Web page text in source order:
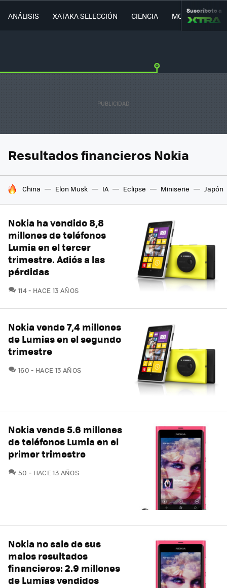
ANÁLISIS XATAKA SELECCIÓN CIENCIA MOVILIDAD
Suscríbete a
Resultados financieros Nokia
HOY SE HABLA DE
China Elon Musk IA Eclipse Miniserie Japón
Nokia ha vendido 8,8
millones de teléfonos
Lumia en el tercer
trimestre. Adiós a las
pérdidas
114COMENTARIOS
HACE 13 AÑOS
Nokia vende 7,4 millones
de Lumias en el segundo
trimestre
160 COMENTARIOS
HACE 13 AÑOS
Nokia vende 5.6 millones
de teléfonos Lumia en el
primer trimestre
50 COMENTARIOS
HACE 13 AÑOS
Nokia no sale de sus
malos resultados
financieros: 2.9 millones
de Lumias vendidos